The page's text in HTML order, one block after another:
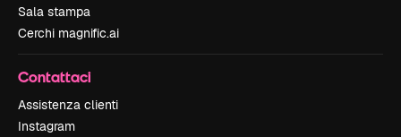
Sala stampa
Cerchi magnific.ai
Contattaci
Assistenza clienti
Instagram